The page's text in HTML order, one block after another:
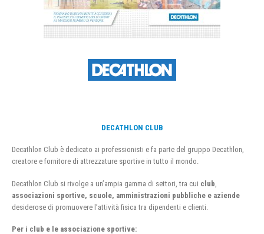
DECATHLON CLUB
Decathlon Club è dedicato ai professionisti e fa parte del gruppo Decathlon,
creatore e fornitore di attrezzature sportive in tutto il mondo.
Decathlon Club si rivolge a un’ampia gamma di settori, tra cui club
associazioni sportive, scuole, amministrazioni pubbliche e aziende
desiderose di promuovere l’attività fisica tra dipendenti e clienti.
Per i club e le associazione sportive: